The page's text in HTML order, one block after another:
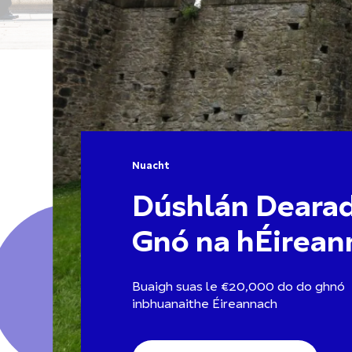
Nuacht
Dúshlán
Gnó na
Buaigh suas le €20,000 do do ghnó
inbhuanaithe Éireannach